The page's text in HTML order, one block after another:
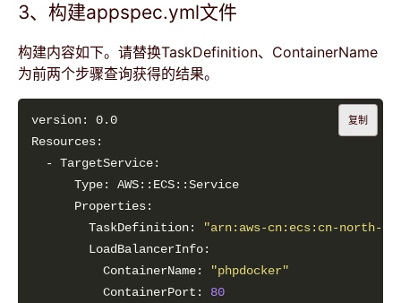
3、构建appspec.yml文件
构建内容如下。请替换TaskDefinition、ContainerName
为前两个步骤查询获得的结果。
        TaskDefinition:
"arn:aws-cn:ecs:cn-north-
          ContainerName:
"phpdocker"
          ContainerPort:
80
复制